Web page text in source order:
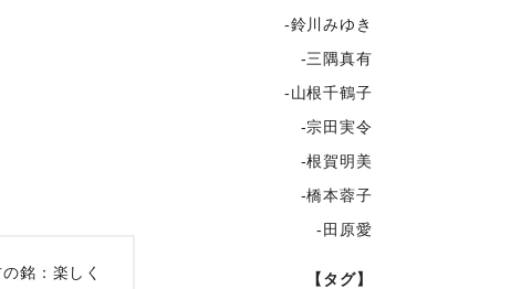
銘：楽しく
-鈴川みゆき
-三隅真有
-山根千鶴子
-宗田実令
-根賀明美
-橋本蓉子
-田原愛
【タグ】